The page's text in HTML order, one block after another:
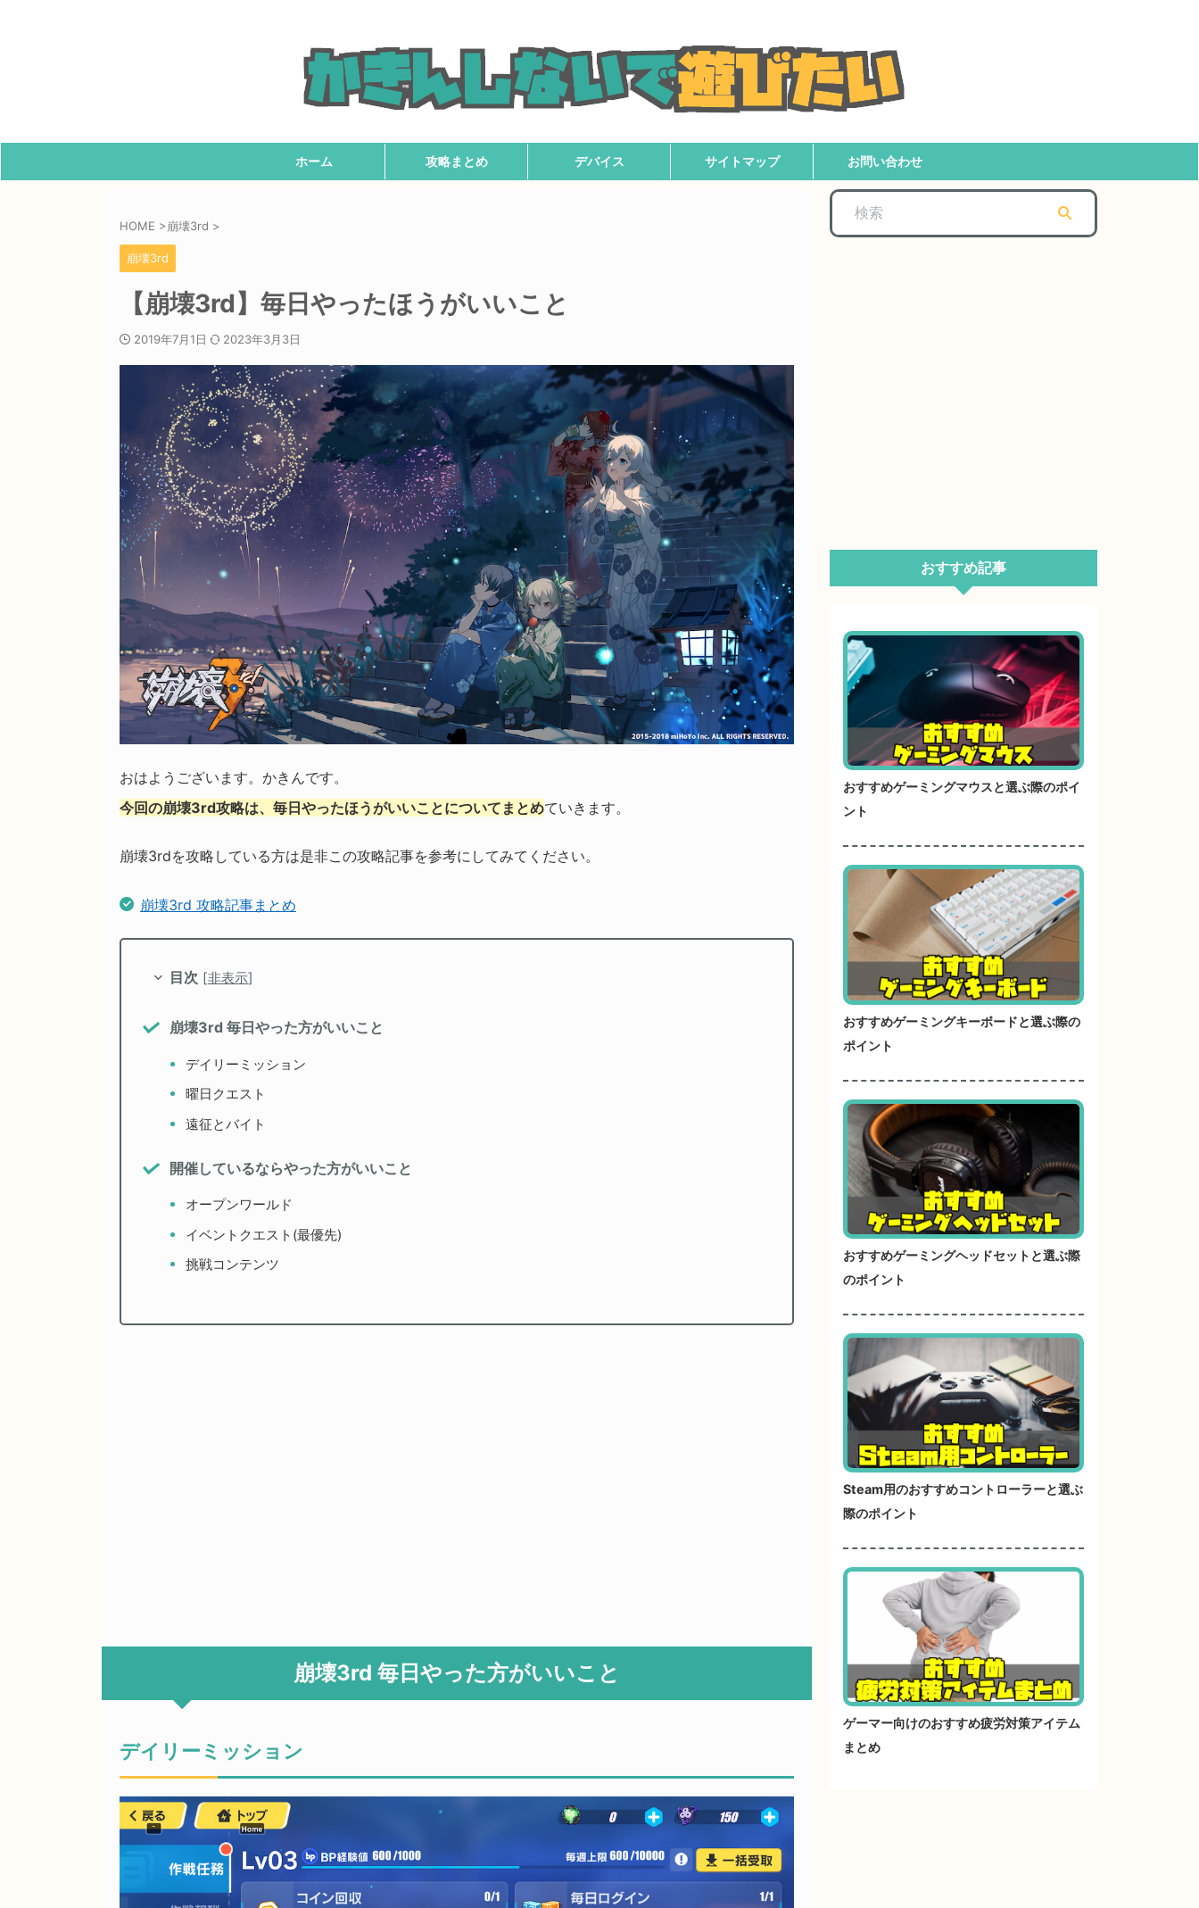
ホーム 攻略まとめ デバイス サイトマップ お問い合わせ
HOME >崩壊3rd >
崩壊3rd
【崩壊3rd】毎日やったほうがいいこと
2019年7月1日 2023年3月3日
おはようございます。かきんです。
今回の崩壊3rd攻略は、毎日やったほうがいいことについてまとめていきます。
崩壊3rdを攻略している方は是非この攻略記事を参考にしてみてください。
崩壊3rd 攻略記事まとめ
目次 [非表示]
崩壊3rd 毎日やった方がいいこと
デイリーミッション
曜日クエスト
遠征とバイト
開催しているならやった方がいいこと
オープンワールド
イベントクエスト(最優先)
挑戦コンテンツ
崩壊3rd 毎日やった方がいいこと
デイリーミッション
おすすめ記事
おすすめゲーミングマウスと選ぶ際のポイ
ント
おすすめゲーミングキーボードと選ぶ際の
ポイント
おすすめゲーミングヘッドセットと選ぶ際
のポイント
Steam用のおすすめコントローラーと選ぶ
際のポイント
ゲーマー向けのおすすめ疲労対策アイテム
まとめ